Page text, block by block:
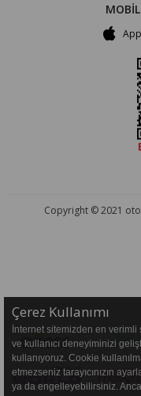
Copyright © 2021
Çerez Kullanımı
İnternet sitemizden en
ve kullanıcı deneyiminizi
kullanıyoruz. Cookie
etmezseniz tarayıcınızın
ya da engelleyebilirsiniz.